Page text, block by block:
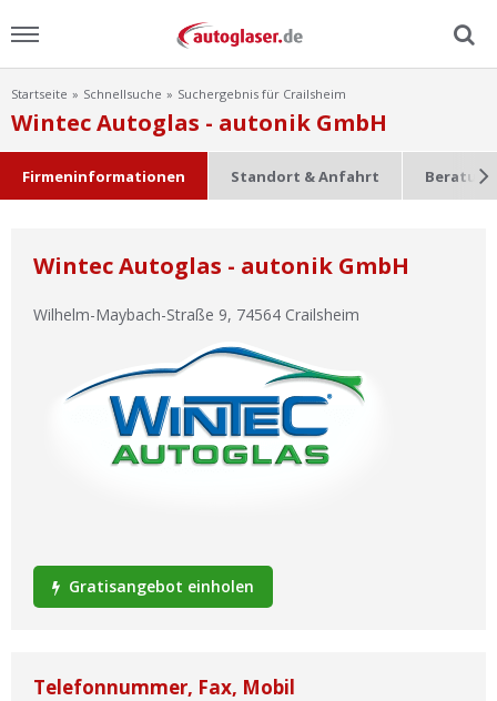
Menu
Home
Ratgeber
Scheibensuche
Werkstatt Login
Startseite Schnellsuche Suchergebnis für Crailsheim
Wintec Autoglas - autonik GmbH
Firmeninformationen Standort & Anfahrt
Wintec Autoglas - autonik GmbH
Wilhelm-Maybach-Straße 9, 74564 Crailsheim
Gratisangebot einholen
Telefonnummer, Fax, Mobil